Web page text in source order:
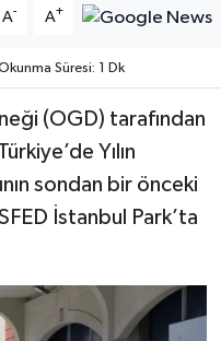
A- A+
Süresi: 1 Dk
(OGD) tarafından
Yılın
sondan bir önceki
İstanbul Park’ta